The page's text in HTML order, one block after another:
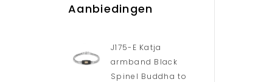
Aanbiedingen
J175-E Katja
armband Black
Spinel Buddha to